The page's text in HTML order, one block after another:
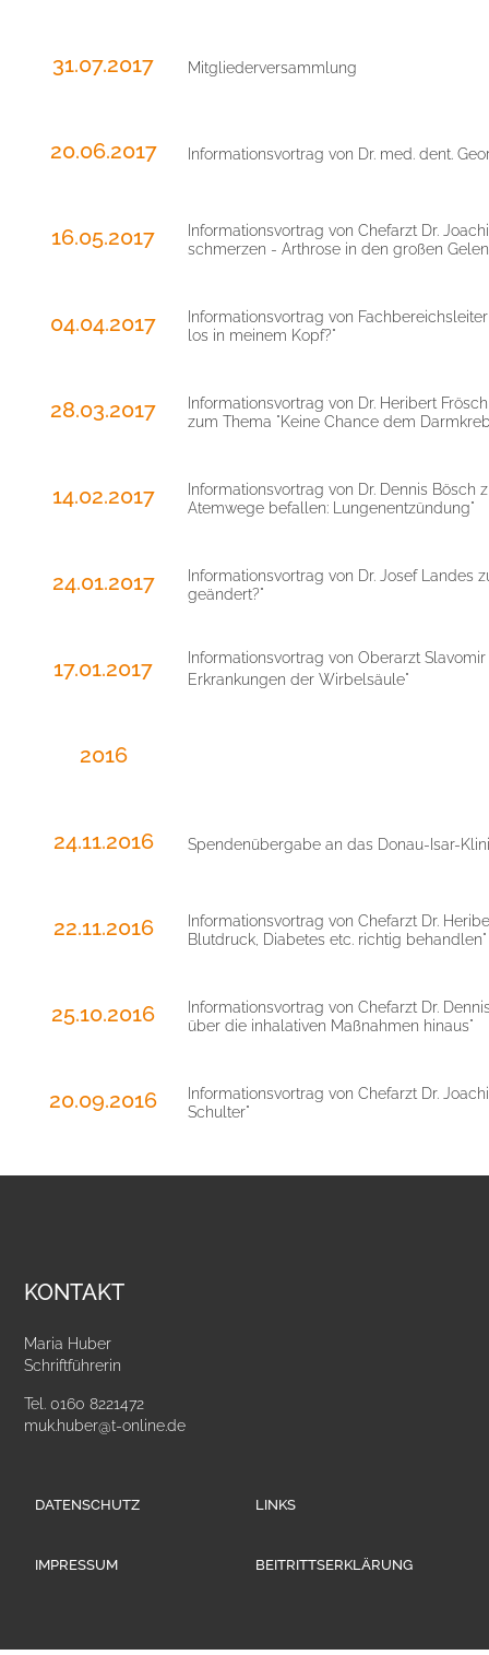
31.07.2017 Mitgliederversammlung
20.06.2017 Informationsvortrag von Dr. med. dent.
16.05.2017
Informationsvortrag von Chefarzt Dr.
schmerzen - Arthrose in den großen
04.04.2017
Informationsvortrag von
los in meinem Kopf?"
28.03.2017
Informationsvortrag von Dr. Heribert
zum Thema "Keine Chance dem
14.02.2017
Informationsvortrag von Dr. Dennis Bösch
Atemwege befallen: Lungenentzündung"
24.01.2017
Informationsvortrag von Dr. Josef Landes
geändert?"
17.01.2017
Informationsvortrag von Oberarzt
Erkrankungen der Wirbelsäule"
2016
24.11.2016 Spendenübergabe an das Donau-Isar-
22.11.2016
Informationsvortrag von Chefarzt Dr.
Blutdruck, Diabetes etc. richtig behandlen"
25.10.2016
Informationsvortrag von Chefarzt Dr.
über die inhalativen Maßnahmen hinaus"
20.09.2016
Informationsvortrag von Chefarzt Dr.
Schulter"
KONTAKT
Maria Huber
Schriftführerin
Tel. 0160 8221472
muk.huber@t-online.de
DATENSCHUTZ LINKS
IMPRESSUM BEITRITTSERKLÄRUNG